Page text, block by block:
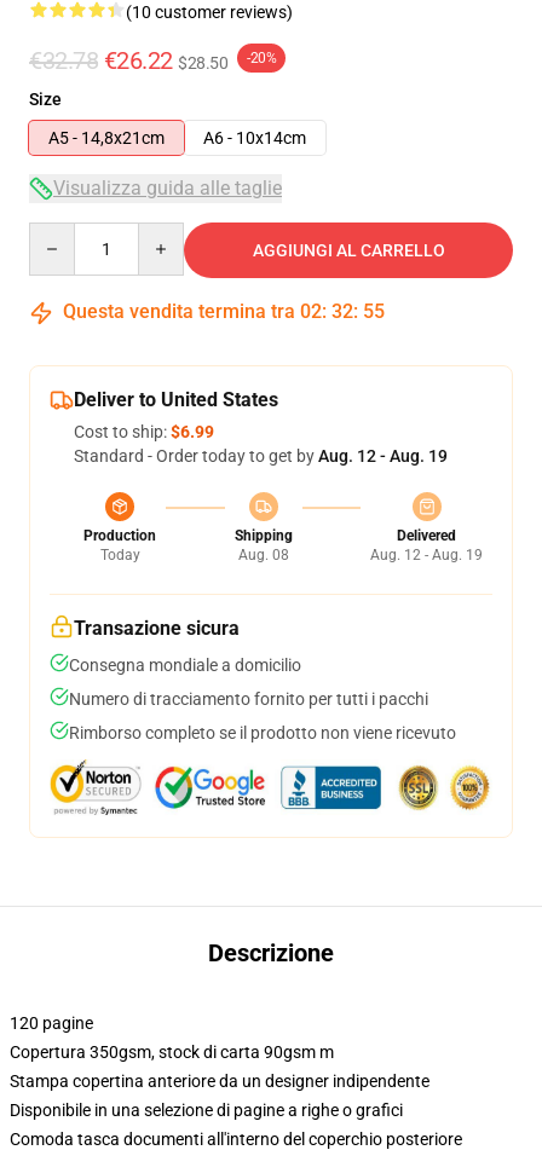
(10 customer reviews)
€32.78 €26.22 $28.50 -20%
Size
A5 - 14,8x21cm
A6 - 10x14cm
Visualizza guida alle taglie
AGGIUNGI AL CARRELLO
Questa vendita termina tra 02: 32: 54
Deliver to United States
Cost to ship:$6.99
Standard - Order today to get byAug. 12 - Aug. 19
Production
Today
Shipping
Aug. 08
Delivered
Aug. 12 - Aug. 19
Transazione sicura
Consegna mondiale a domicilio
Numero di tracciamento fornito per tutti i pacchi
Rimborso completo se il prodotto non viene ricevuto
Descrizione
120 pagine
Copertura 350gsm, stock di carta 90gsm m
Stampa copertina anteriore da un designer indipendente
Disponibile in una selezione di pagine a righe o grafici
Comoda tasca documenti all'interno del coperchio posteriore